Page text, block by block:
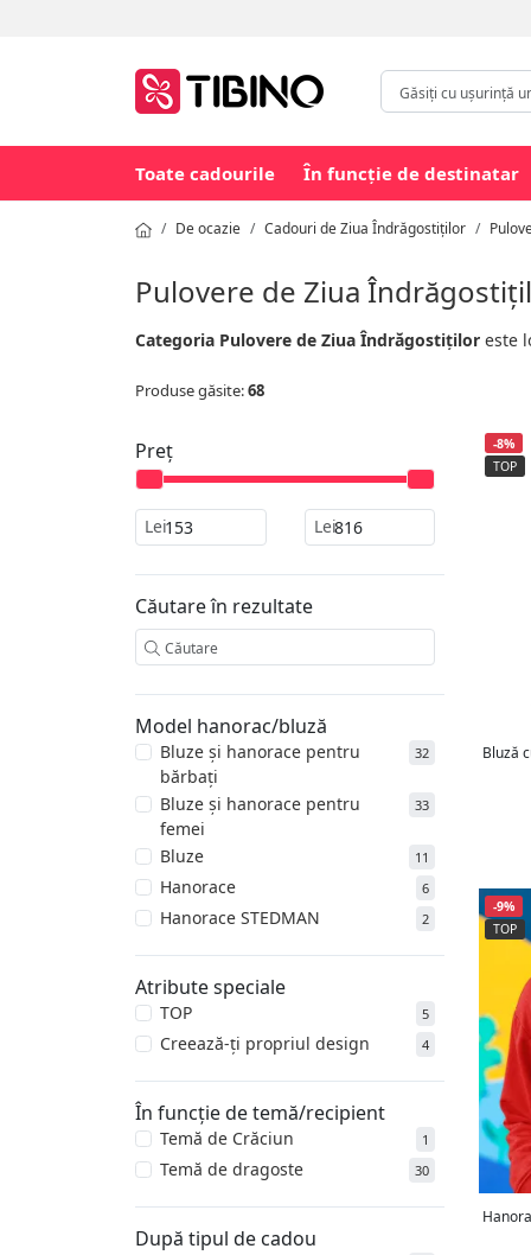
Toate cadourile În funcție de destinatar
De ocazie Cadouri de Ziua Îndrăgostiților
Pulovere de Ziua
Categoria Pulovere de Ziua Îndrăgostiților este
Produse găsite:68
Preț
Lei Lei
Căutare în rezultate
Model hanorac/bluză
Bluze și hanorace pentru
bărbați
32
Bluze și hanorace pentru
femei
33
Bluze 11
Hanorace 6
Hanorace STEDMAN 2
Atribute speciale
TOP 5
Creează-ți propriul design 4
În funcție de temă/recipient
Temă de Crăciun 1
Temă de dragoste 30
După tipul de cadou
-8%
TOP
Bluză
-9%
TOP